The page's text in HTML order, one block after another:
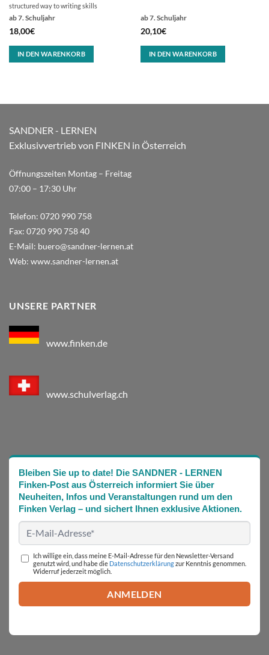
ab 7. Schuljahr
18,00€
structured way to writing skills
IN DEN WARENKORB
ab 7. Schuljahr
20,10€
IN DEN WARENKORB
SANDNER - LERNEN
Exklusivvertrieb von FINKEN in Österreich
Öffnungszeiten Montag – Freitag
07:00 – 17:30 Uhr
Telefon: 0720 990 758
Fax: 0720 990 758 40
E-Mail: buero@sandner-lernen.at
Web: www.sandner-lernen.at
UNSERE PARTNER
www.finken.de
www.schulverlag.ch
Bleiben Sie up to date! Die SANDNER - LERNEN
Finken-Post aus Österreich informiert Sie über
Neuheiten, Infos und Veranstaltungen rund um den
Finken Verlag – und sichert Ihnen exklusive Aktionen.
Ich willige ein, dass meine E-Mail-Adresse für den Newsletter-Versand
genutzt wird, und habe die Datenschutzerklärungzur Kenntnis genommen.
Widerruf jederzeit möglich.